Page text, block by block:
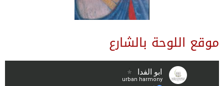
موقع اللوحة بالشارع